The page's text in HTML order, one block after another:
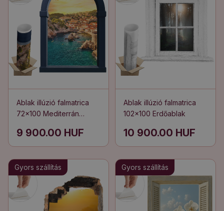
Ablak illúzió falmatrica
72x100 Mediterrán
9 900.00 HUF
Ablak illúzió falmatrica
102x100 Erdőablak
10 900.00 HUF
Gyors szállítás Gyors szállítás